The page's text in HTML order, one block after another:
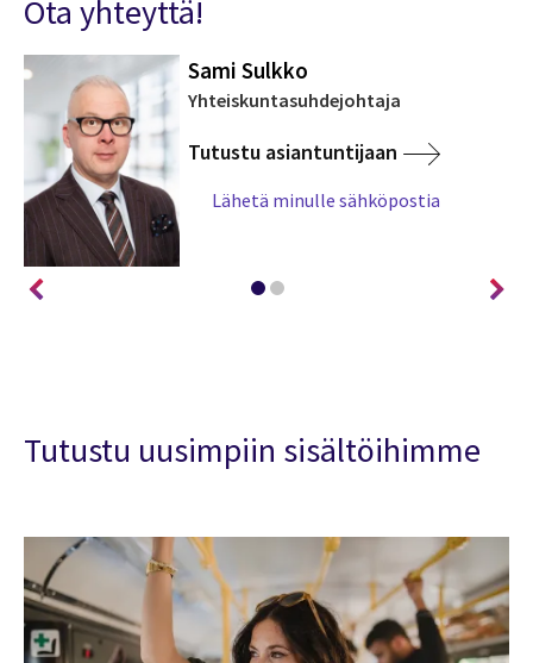
Ota yhteyttä!
Sami Sulkko
Yhteiskuntasuhdejohtaja
Tutustu asiantuntijaan
Lähetä minulle sähköpostia
Tutustu uusimpiin sisältöihimme